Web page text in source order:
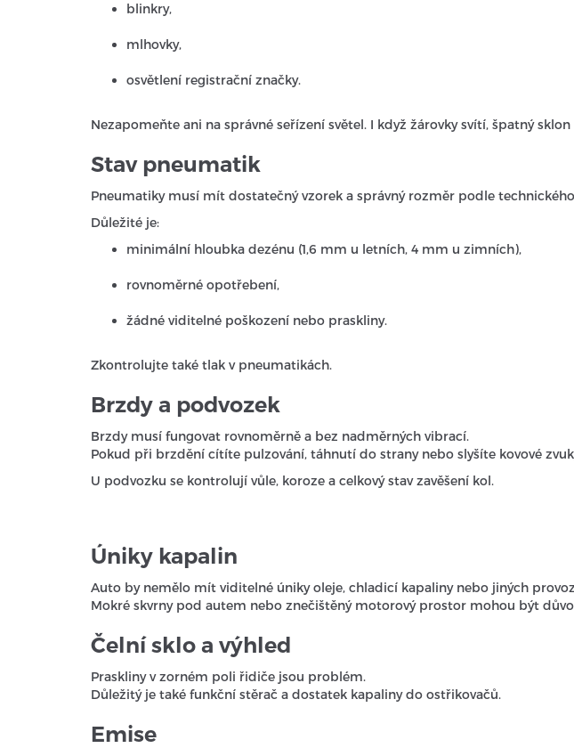
blinkry,
mlhovky,
osvětlení registrační značky.
Nezapomeňte ani na správné seřízení světel. I když žárovky svítí, špatný
Stav pneumatik
Pneumatiky musí mít dostatečný vzorek a správný rozměr podle
Důležité je:
minimální hloubka dezénu (1,6 mm u letních, 4 mm u zimních),
rovnoměrné opotřebení,
žádné viditelné poškození nebo praskliny.
Zkontrolujte také tlak v pneumatikách.
Brzdy a podvozek
Brzdy musí fungovat rovnoměrně a bez nadměrných vibrací.
Pokud při brzdění cítíte pulzování, táhnutí do strany nebo slyšíte kovové
U podvozku se kontrolují vůle, koroze a celkový stav zavěšení kol.
Úniky kapalin
Auto by nemělo mít viditelné úniky oleje, chladicí kapaliny nebo jiných
Mokré skvrny pod autem nebo znečištěný motorový prostor mohou být
Čelní sklo a výhled
Praskliny v zorném poli řidiče jsou problém.
Důležitý je také funkční stěrač a dostatek kapaliny do ostřikovačů.
Emise